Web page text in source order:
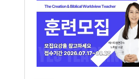
[최원호 목사의 영혼의 양